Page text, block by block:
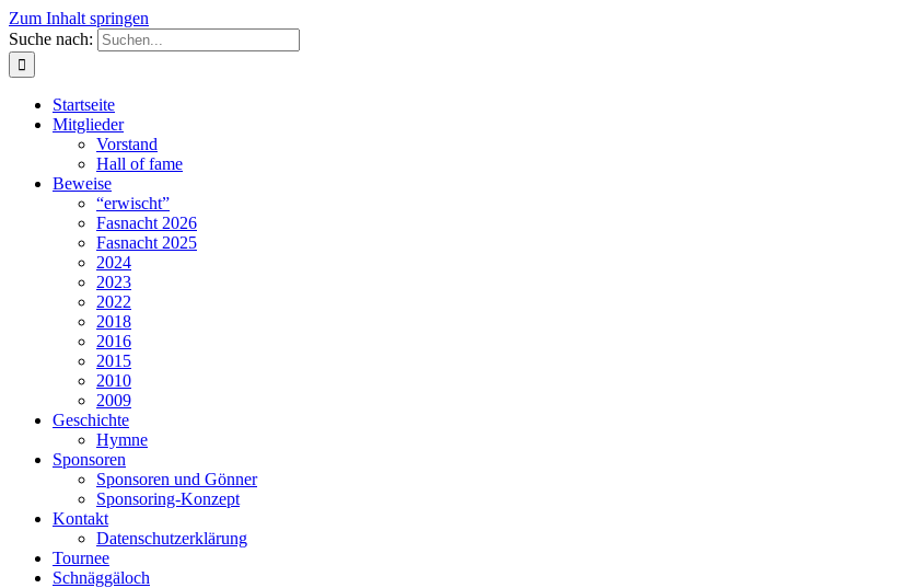
Zum Inhalt springen
Suche nach:
Startseite
Mitglieder
Vorstand
Hall of fame
Beweise
“erwischt”
Fasnacht 2026
Fasnacht 2025
2024
2023
2022
2018
2016
2015
2010
2009
Geschichte
Hymne
Sponsoren
Sponsoren und Gönner
Sponsoring-Konzept
Kontakt
Datenschutzerklärung
Tournee
Schnäggäloch